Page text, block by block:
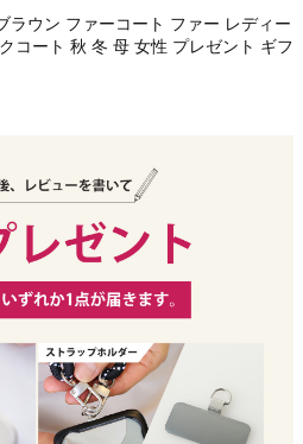
ラウン ファーコート ファー レディー
コート 秋 冬 母 女性 プレゼント ギフ